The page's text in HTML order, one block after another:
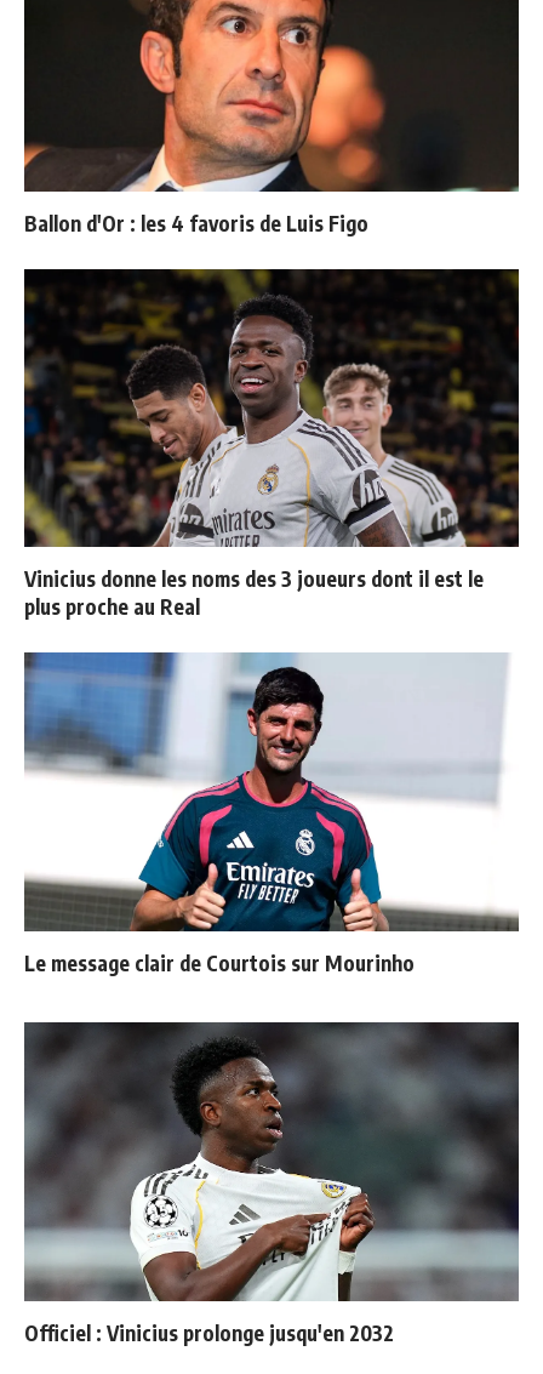
Ballon d'Or : les 4 favoris de Luis Figo
Vinicius donne les noms des 3 joueurs dont il est le
plus proche au Real
Le message clair de Courtois sur Mourinho
Officiel : Vinicius prolonge jusqu'en 2032